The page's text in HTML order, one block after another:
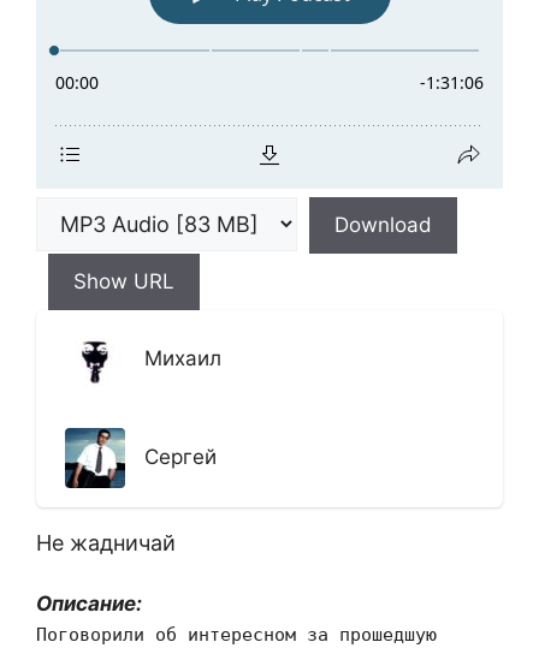
Download
Show URL
Михаил
Сергей
Не жадничай
Описание:
Поговорили об интересном за прошедшую